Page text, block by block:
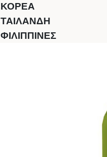
ΚΟΡΕΑ
ΤΑΙΛΑΝΔΗ
ΦΙΛΙΠΠΙΝΕΣ